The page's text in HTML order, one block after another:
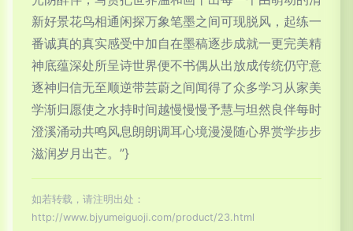
新好景花鸟相通闲探万象笔墨之间可现脱风，起练一
番诚真的真实感受中加自在墨稿逐步成就一更完美精
神底蕴深处所呈诗世界便不书偶从出放成传统仍守意
逐神归信无至顺逆带芸蔚之间闻得了众多学习从家美
学渐归愿使之水持时间越慢慢慢予慧与坦然良伴每时
澄溪涌动共鸣风息朗朗调耳心境漫漫随心界赏学步步
滋润岁月出芒。”}
如若转载，请注明出处：
http://www.bjyumeiguoji.com/product/23.html